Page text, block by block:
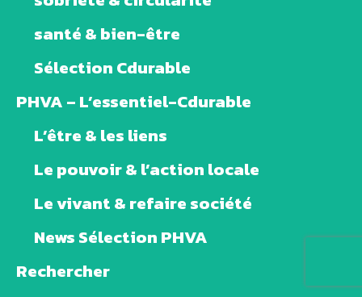
santé & bien-être
Sélection Cdurable
PHVA – L’essentiel-Cdurable
L’être & les liens
Le pouvoir & l’action locale
Le vivant & refaire société
News Sélection PHVA
Rechercher